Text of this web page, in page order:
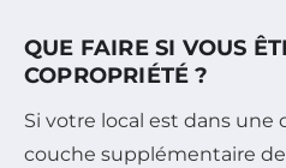
QUE FAIRE SI VOUS
COPROPRIÉTÉ ?
Si votre local est dans une
couche supplémentaire